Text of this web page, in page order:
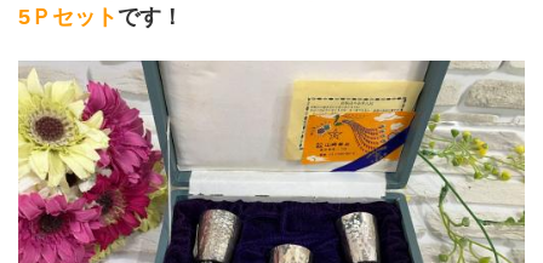
5Ｐセット です！